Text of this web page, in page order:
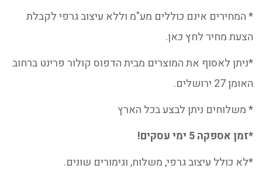
* המחירים אינם כוללים מע"מ וללא עיצוב גרפי לקבלת
הצעת מחיר לחץ כאן.
*ניתן לאסוף את המוצרים מבית הדפוס קולור פרינט ברחוב
האומן 27 ירושלים.
* משלוחים ניתן לבצע בכל הארץ
*זמן אספקה 5 ימי עסקים!
*לא כולל עיצוב גרפי, משלוח, וגימורים שונים.